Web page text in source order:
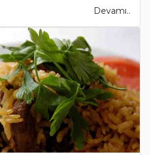
Devamı..